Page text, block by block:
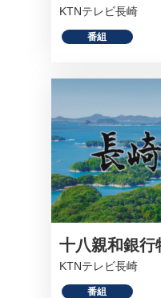
KTNテレビ長崎
番組
十八親和銀行
KTNテレビ長崎
番組